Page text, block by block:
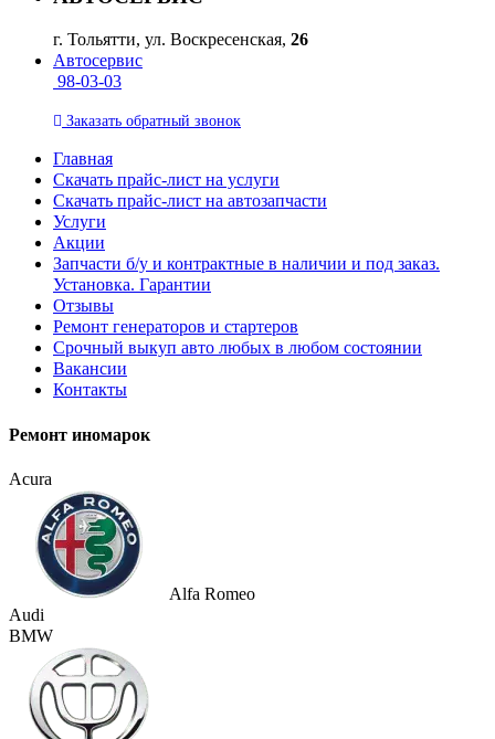
г. Тольятти, ул. Воскресенская, 26
Автосервис
98-03-03
Заказать обратный звонок
Главная
Скачать прайс-лист на услуги
Скачать прайс-лист на автозапчасти
Услуги
Акции
Запчасти б/у и контрактные в наличии и под заказ.
Установка. Гарантии
Отзывы
Ремонт генераторов и стартеров
Cрочный выкуп авто любых в любом состоянии
Вакансии
Контакты
Ремонт иномарок
Acura
Alfa Romeo
Audi
BMW